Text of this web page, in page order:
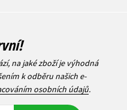
na jaké zboží je výhodná
k odběru našich e-
osobních údajů.